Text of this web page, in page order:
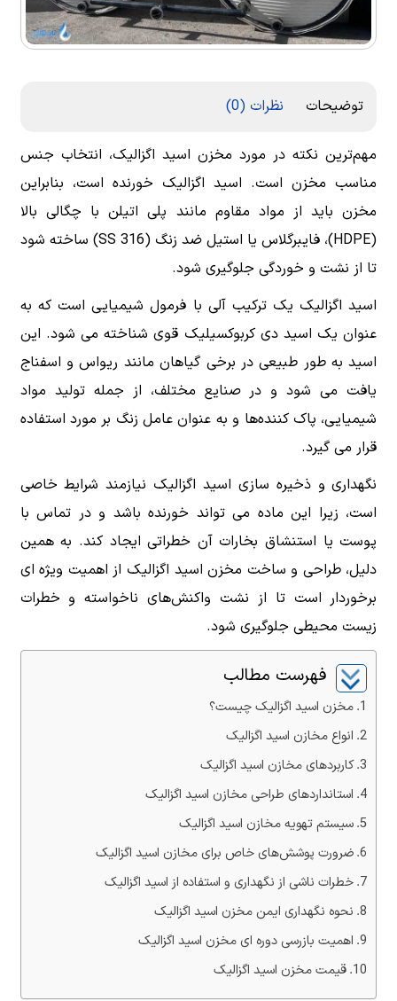
توضیحات نظرات (0)
مهم‌ترین نکته در مورد مخزن اسید اگزالیک، انتخاب جنس
مناسب مخزن است. اسید اگزالیک خورنده است، بنابراین
مخزن باید از مواد مقاوم مانند پلی اتیلن با چگالی بالا
(HDPE)، فایبرگلاس یا استیل ضد زنگ (SS 316) ساخته شود
تا از نشت و خوردگی جلوگیری شود.
اسید اگزالیک یک ترکیب آلی با فرمول شیمیایی است که به
عنوان یک اسید دی کربوکسیلیک قوی شناخته می شود. این
اسید به طور طبیعی در برخی گیاهان مانند ریواس و اسفناج
یافت می شود و در صنایع مختلف، از جمله تولید مواد
شیمیایی، پاک کننده‌ها و به عنوان عامل زنگ بر مورد استفاده
قرار می گیرد.
نگهداری و ذخیره سازی اسید اگزالیک نیازمند شرایط خاصی
است، زیرا این ماده می تواند خورنده باشد و در تماس با
پوست یا استنشاق بخارات آن خطراتی ایجاد کند. به همین
دلیل، طراحی و ساخت مخزن اسید اگزالیک از اهمیت ویژه ای
برخوردار است تا از نشت واکنش‌های ناخواسته و خطرات
زیست محیطی جلوگیری شود.
فهرست مطالب
مخزن اسید اگزالیک چیست؟
انواع مخازن اسید اگزالیک
کاربردهای مخازن اسید اگزالیک
استانداردهای طراحی مخازن اسید اگزالیک
سیستم تهویه مخازن اسید اگزالیک
ضرورت پوشش‌های خاص برای مخازن اسید اگزالیک
خطرات ناشی از نگهداری و استفاده از اسید اگزالیک
نحوه نگهداری ایمن مخزن اسید اگزالیک
اهمیت بازرسی دوره ای مخزن اسید اگزالیک
قیمت مخزن اسید اگزالیک